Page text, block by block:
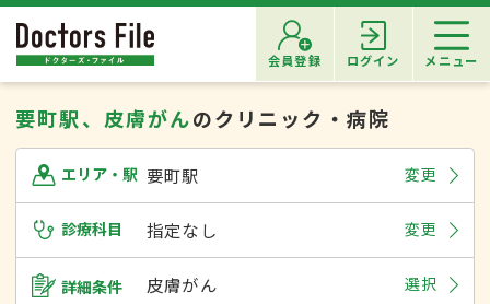
会員登録 ログイン メニュー
要町駅、皮膚がんのクリニック・病院
エリア・駅 要町駅 変更
診療科目 指定なし 変更
詳細条件 皮膚がん 選択